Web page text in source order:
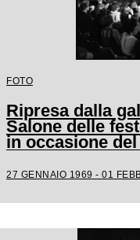
FOTO
Ripresa dalla
Salone delle
in occasione
27 GENNAIO 1969 - 01